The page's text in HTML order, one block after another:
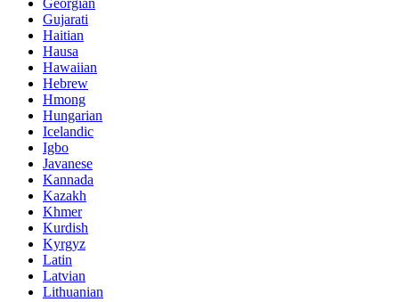
Gujarati
Haitian
Hausa
Hawaiian
Hebrew
Hmong
Hungarian
Icelandic
Igbo
Javanese
Kannada
Kazakh
Khmer
Kurdish
Kyrgyz
Latin
Latvian
Lithuanian